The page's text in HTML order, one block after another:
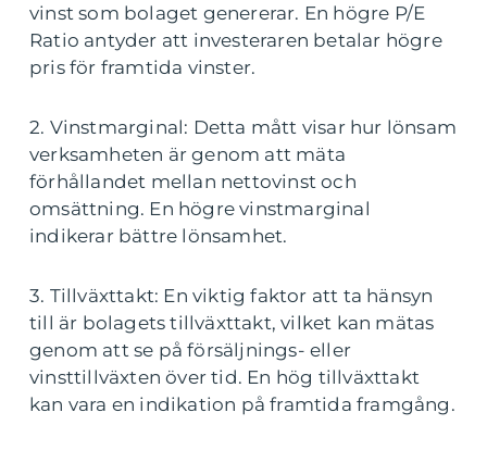
vinst som bolaget genererar. En högre P/E
Ratio antyder att investeraren betalar högre
pris för framtida vinster.
2. Vinstmarginal: Detta mått visar hur lönsam
verksamheten är genom att mäta
förhållandet mellan nettovinst och
omsättning. En högre vinstmarginal
indikerar bättre lönsamhet.
3. Tillväxttakt: En viktig faktor att ta hänsyn
till är bolagets tillväxttakt, vilket kan mätas
genom att se på försäljnings- eller
vinsttillväxten över tid. En hög tillväxttakt
kan vara en indikation på framtida framgång.